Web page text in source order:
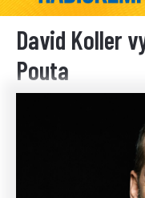
David Koller
Pouta